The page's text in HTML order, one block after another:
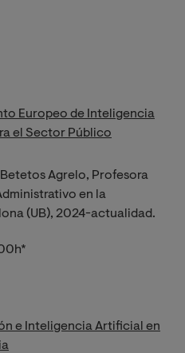
Europeo de Inteligencia
el Sector Público
Agrelo, Profesora
en la
(UB), 2024-actualidad.
e Inteligencia Artificial en